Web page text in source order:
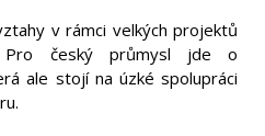
v rámci velkých projektů
Pro český průmysl jde o
ale stojí na úzké spolupráci